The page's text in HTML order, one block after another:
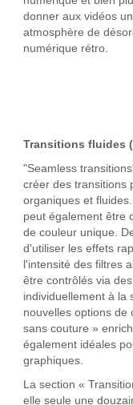
donner aux vidéos
atmosphère de
numérique rétro.
Transitions fluides
"Seamless
créer des transitions
organiques et
peut également être
de couleur unique.
d'utiliser les effets
l'intensité des filtres
être contrôlés via
individuellement à la
nouvelles options de
sans couture »
également idéales
graphiques.
La section «
elle seule une